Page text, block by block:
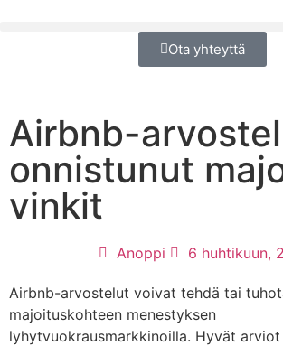
Ota yhteyttä
Airbnb-
onnistunut
vinkit
Anoppi 6 huhtikuun,
Airbnb-arvostelut voivat tehdä tai
majoituskohteen menestyksen
lyhytvuokrausmarkkinoilla. Hyvät